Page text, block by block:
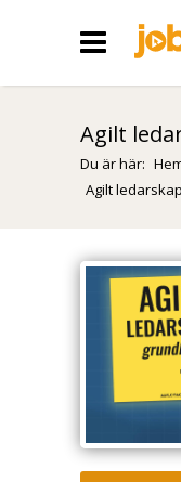
Agilt
Du är här:
Agilt